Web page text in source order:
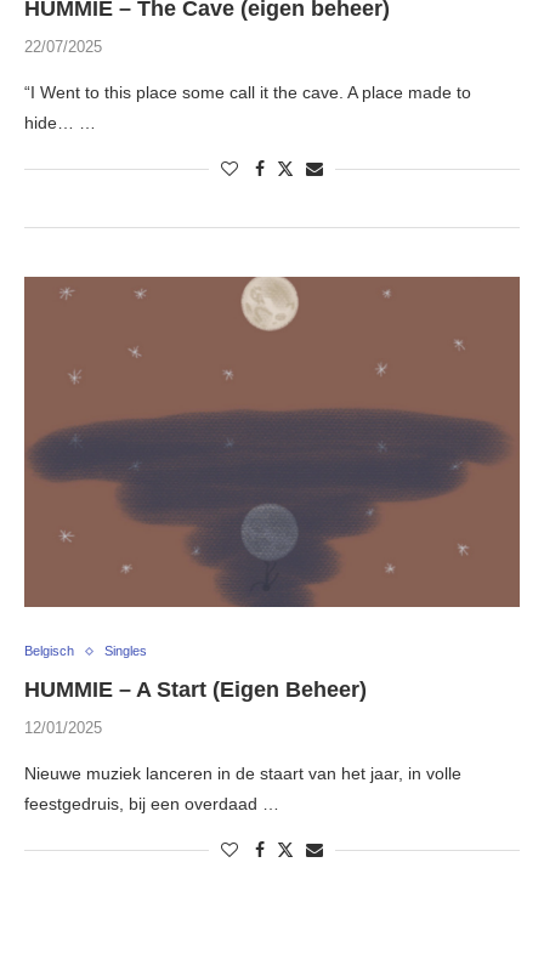
HUMMIE – The Cave (eigen beheer)
22/07/2025
“I Went to this place some call it the cave. A place made to
hide… …
Belgisch Singles
HUMMIE – A Start (Eigen Beheer)
12/01/2025
Nieuwe muziek lanceren in de staart van het jaar, in volle
feestgedruis, bij een overdaad …